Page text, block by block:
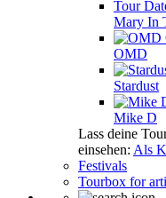
Mary In
OMD
Stardust
Mike D
Lass deine
einsehen: Als
Festivals
Tourbox for